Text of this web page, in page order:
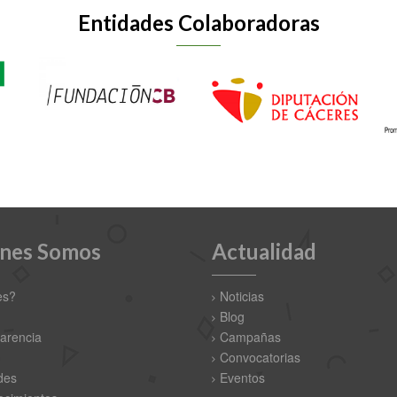
Entidades Colaboradoras
Somos Actualidad
Noticias
Blog
Campañas
Convocatorias
Eventos